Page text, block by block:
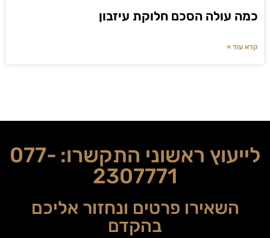
כמה עולה הסכם חלוקת עיזבון
קרא עוד »
לייעוץ ראשוני התקשרו:077-
2307771
השאירו פרטים ונחזור אליכם
בהקדם